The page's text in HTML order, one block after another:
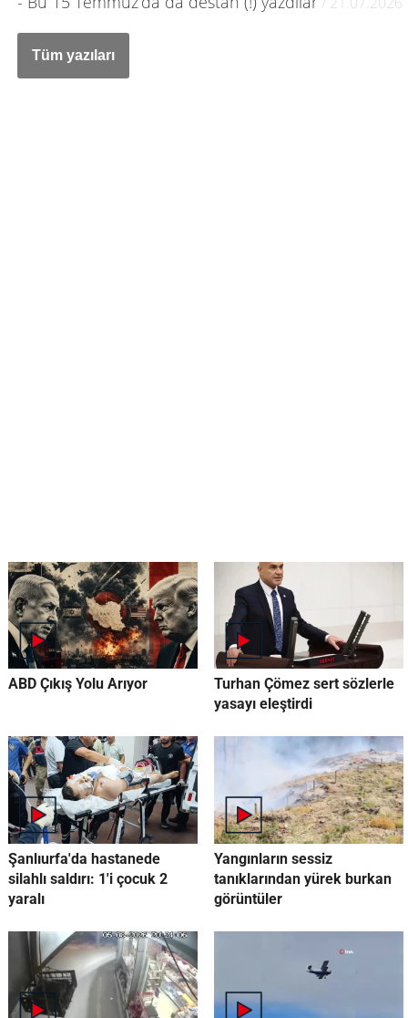
ABD Çıkış Yolu Arıyor
Turhan Çömez sert sözlerle
yasayı eleştirdi
Şanlıurfa'da hastanede
silahlı saldırı: 1'i çocuk 2
yaralı
Yangınların sessiz
tanıklarından yürek burkan
görüntüler